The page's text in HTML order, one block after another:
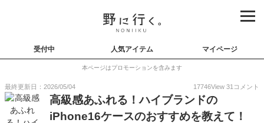
受付中 人気アイテム マイページ
本ページはプロモーションを含みます
最終更新日：2026/05/04 17746View 31 コメント
高級感あふれる！ハイブランドの
iPhone16ケースのおすすめを教えて！